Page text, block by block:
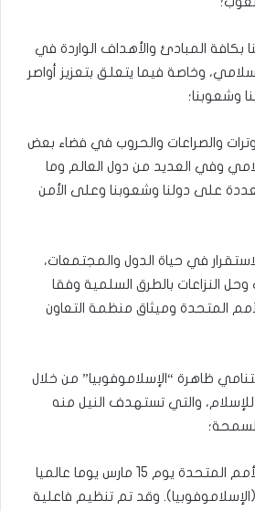
بكافة المبادئ والأهداف الواردة في
وخاصة فيما يتعلق بتعزيز أواصر
وشعوبنا؛
والصراعات والحروب في فضاء بعض
وفي العديد من دول العالم وما
على دولنا وشعوبنا وعلى الأمن
في حياة الدول والمجتمعات،
وحل النزاعات بالطرق السلمية وفقا
المتحدة وميثاق منظمة التعاون
ظاهرة “الإسلاموفوبيا” من خلال
للإسلام، والتي تستهدف النيل منه
وإذ نثمن إعلان منظمة الأمم المتحدة يوم 15 مارس يوما عالميا
وقد تم تنظيم فاعلية